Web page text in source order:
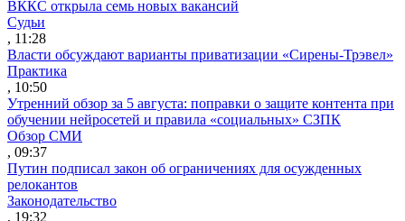
ВККС открыла семь новых вакансий
Судьи
, 11:28
Власти обсуждают варианты приватизации «Сирены-Трэвел»
Практика
, 10:50
Утренний обзор за 5 августа: поправки о защите контента при
обучении нейросетей и правила «социальных» СЗПК
Обзор СМИ
, 09:37
Путин подписал закон об ограничениях для осужденных
релокантов
Законодательство
, 19:32